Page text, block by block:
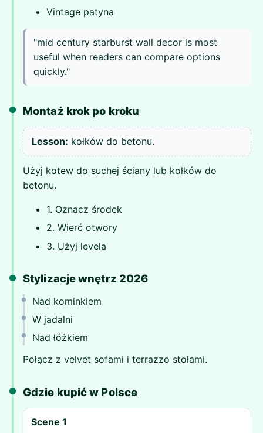
Vintage patyna
"mid century starburst wall decor is most
useful when readers can compare options
quickly."
Montaż krok po kroku
Lesson: kołków do betonu.
Użyj kotew do suchej ściany lub kołków do
betonu.
1. Oznacz środek
2. Wierć otwory
3. Użyj levela
Stylizacje wnętrz 2026
Nad kominkiem
W jadalni
Nad łóżkiem
Połącz z velvet sofami i terrazzo stołami.
Gdzie kupić w Polsce
Scene 1